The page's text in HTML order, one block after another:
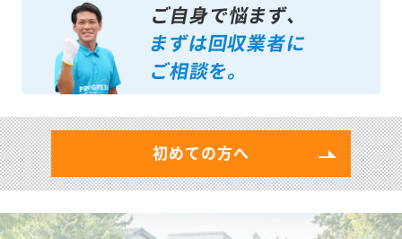
ご自身で悩まず、
まずは回収業者に
ご相談を。
初めての方へ